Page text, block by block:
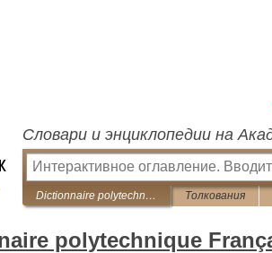
Словари и энциклопедии на
Dictionnaire polytechnique Français-Russe Толкования
polytechnique